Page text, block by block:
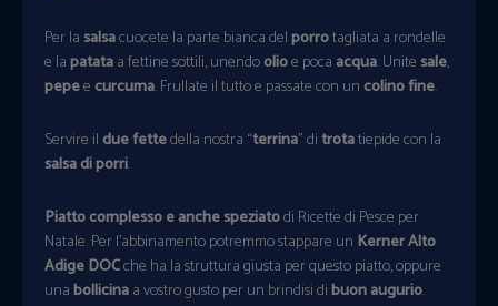
Per lasalsacuocete la parte bianca delporrotagliata a rondelle
e lapatataa fettine sottili, unendoolioe poca acqua. Unitesale,
pepeecurcuma. Frullate il tutto e passate con uncolino fine.
Servire ildue fettedella nostra “terrina” ditrotatiepide con la
salsa di porri.
Piatto complesso e anche speziatodi Ricette di Pesce per
Natale. Per l’abbinamento potremmo stappare un Kerner Alto
Adige DOCche ha la struttura giusta per questo piatto, oppure
unabollicinaa vostro gusto per un brindisi dibuon augurio.